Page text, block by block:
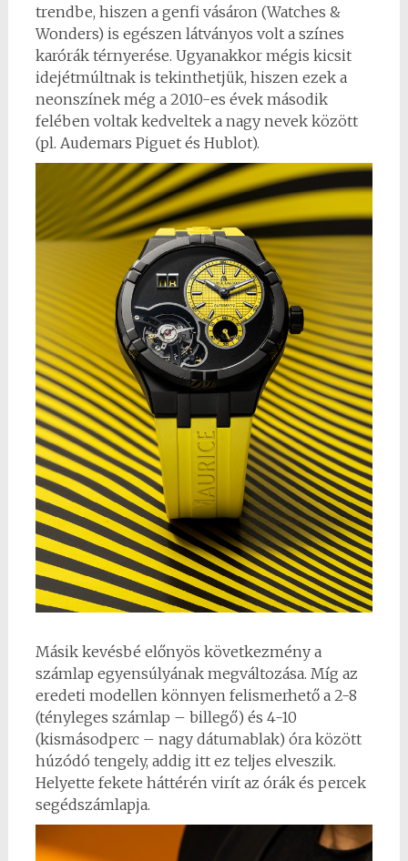
trendbe, hiszen a genfi vásáron (Watches &
Wonders) is egészen látványos volt a színes
karórák térnyerése. Ugyanakkor mégis kicsit
idejétmúltnak is tekinthetjük, hiszen ezek a
neonszínek még a 2010-es évek második
felében voltak kedveltek a nagy nevek között
(pl. Audemars Piguet és Hublot).
Másik kevésbé előnyös következmény a
számlap egyensúlyának megváltozása. Míg az
eredeti modellen könnyen felismerhető a 2-8
(tényleges számlap – billegő) és 4-10
(kismásodperc – nagy dátumablak) óra között
húzódó tengely, addig itt ez teljes elveszik.
Helyette fekete háttérén virít az órák és percek
segédszámlapja.